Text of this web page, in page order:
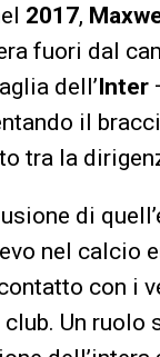
2017,
fuori dal
dell’Inter
il
tra la
di
nel calcio
con i
club. Un ruolo